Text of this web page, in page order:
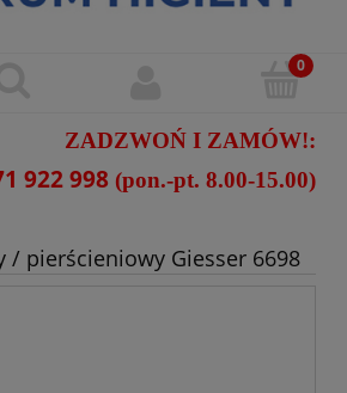
ZADZWOŃ I ZAMÓW!:
922 998 (pon.-pt. 8.00-15.00)
/ pierścieniowy Giesser 6698